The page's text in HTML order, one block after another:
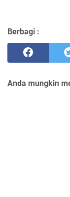
Berbagi :
Anda mungkin